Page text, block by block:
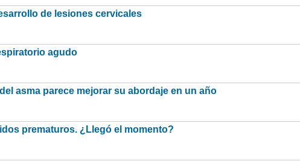
de lesiones cervicales
agudo
asma parece mejorar su abordaje en un año
prematuros. ¿Llegó el momento?